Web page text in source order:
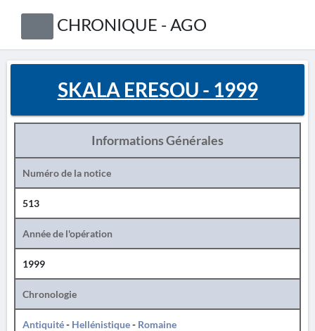
CHRONIQUE - AGO
SKALA ERESOU - 1999
Informations Générales
Numéro de la notice
513
Année de l'opération
1999
Chronologie
Antiquité- Hellénistique- Romaine